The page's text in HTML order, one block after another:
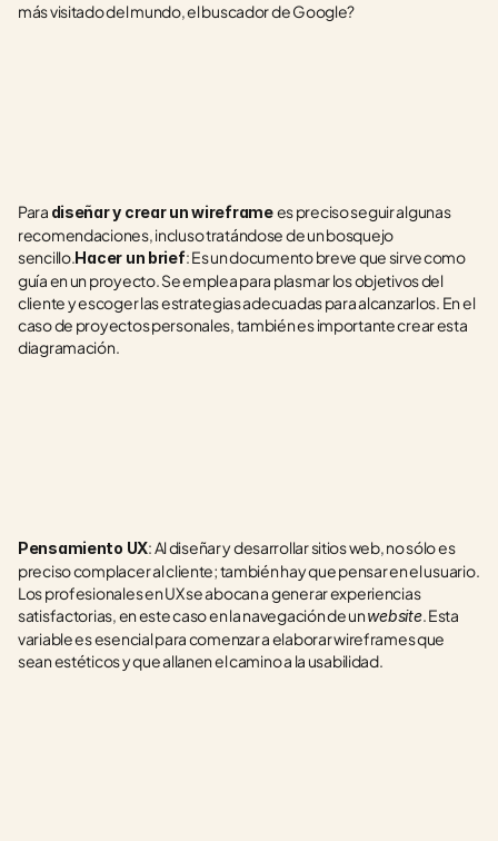
más visitado del mundo, el buscador de Google?
Para diseñar y crear un wireframe es preciso seguir algunas
recomendaciones, incluso tratándose de un bosquejo
sencillo.Hacer un brief: Es un documento breve que sirve como
guía en un proyecto. Se emplea para plasmar los objetivos del
cliente y escoger las estrategias adecuadas para alcanzarlos. En el
caso de proyectos personales, también es importante crear esta
diagramación.
Pensamiento UX: Al diseñar y desarrollar sitios web, no sólo es
preciso complacer al cliente; también hay que pensar en el usuario.
Los profesionales en UX se abocan a generar experiencias
satisfactorias, en este caso en la navegación de un website. Esta
variable es esencial para comenzar a elaborar wireframes que
sean estéticos y que allanen el camino a la usabilidad.